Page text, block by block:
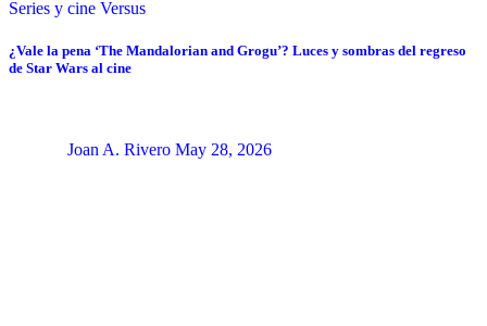
Series y cine Versus
¿Vale la pena ‘The Mandalorian and Grogu’? Luces y sombras del regreso
de Star Wars al cine
Joan A. Rivero May 28, 2026